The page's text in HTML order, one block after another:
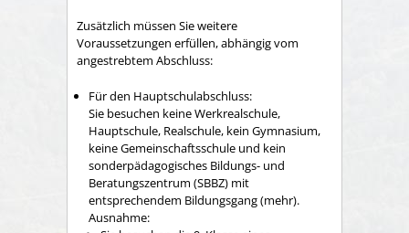
Zusätzlich müssen Sie weitere
Voraussetzungen erfüllen, abhängig vom
angestrebtem Abschluss:
Für den Hauptschulabschluss:
Sie besuchen keine Werkrealschule,
Hauptschule, Realschule, kein Gymnasium,
keine Gemeinschaftsschule und kein
sonderpädagogisches Bildungs- und
Beratungszentrum (SBBZ) mit
entsprechendem Bildungsgang (mehr).
Ausnahme: